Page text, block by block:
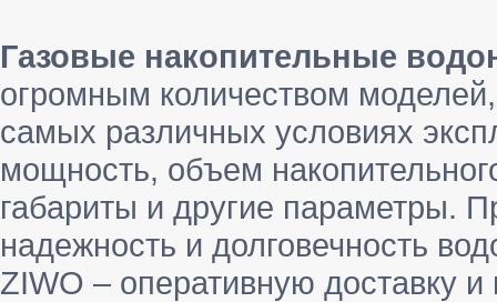
Газовые накопительные
огромным количеством
самых различных условиях
мощность, объем
габариты и другие параметры.
надежность и долговечность
ZIWO – оперативную доставку